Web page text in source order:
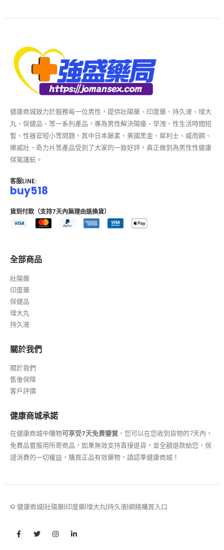
健康商城致力於服務每一位男性，提供壯陽藥、印度藥、持久液、增大
丸、保健品、等一系列產品，專為男性解決陽痿、早洩、性生活時間短
暫、性器官短小等問題，其中日本藤素、美國黑金、犀利士、威而鋼、
樂威壯、奇力片等產品受到了大家的一致好評，真正做到為男性性健康
保駕護航。
客服LINE:
buy518
貨到付款（支持7天內無理由退換貨）
全部商品
壯陽藥
印度藥
保健品
增大丸
持久液
關於我們
關於我們
售後保障
客戶評價
健康商城承諾
在健康商城中購物可享受7天免費鑒賞 ，您可以在您收到貨物的7天內，
免費品嘗服用所寄商品，如果無效支持直接退貨，並全額退款給您，保
證消費的一切權益，購買正品有效藥物，請認準健康商城！
© 健康商城|壯陽藥|印度藥|增大丸|持久液|網絡購買入口